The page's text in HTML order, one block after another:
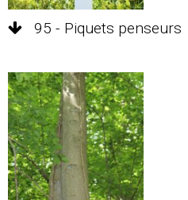
95 - Piquets penseurs